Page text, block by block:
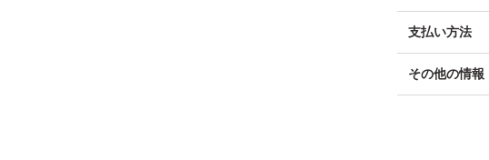
支払い方法
その他の情報